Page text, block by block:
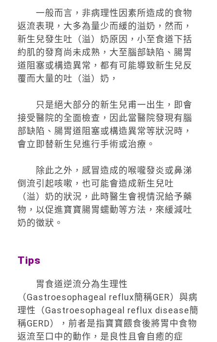
一般而言，非病理性因素所造成的食物
返流表現，大多為量少而緩的溢奶，然而，
新生兒發生吐（溢）奶原因，小至食道下括
約肌的發育尚未成熟，大至腦部缺陷、腸胃
道阻塞或構造異常，都有可能導致新生兒反
覆而大量的吐（溢）奶，
只是絕大部分的新生兒甫一出生，即會
接受醫院的全面檢查，因此當醫院發現有腦
部缺陷、腸胃道阻塞或構造異常等狀況時，
會立即替新生兒進行手術或治療。
除此之外，感冒造成的喉嚨發炎或鼻涕
倒流引起咳嗽，也可能會造成新生兒吐
（溢）奶的狀況，此時醫生會視情況給予藥
物，以促進寶寶腸胃蠕動等方法，來緩減吐
奶的徵狀。
Tips
胃食道逆流分為生理性
（Gastroesophageal reflux簡稱GER）與病
理性（Gastroesophageal reflux disease簡
稱GERD），前者是指寶寶餵食後將胃中食物
返流至口中的動作，是良性且會自癒的症